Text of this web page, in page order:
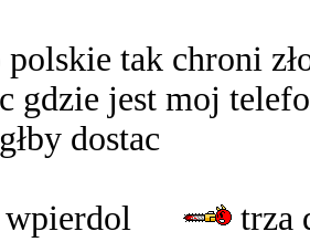
polskie tak chroni
gdzie jest moj
dostac
trza